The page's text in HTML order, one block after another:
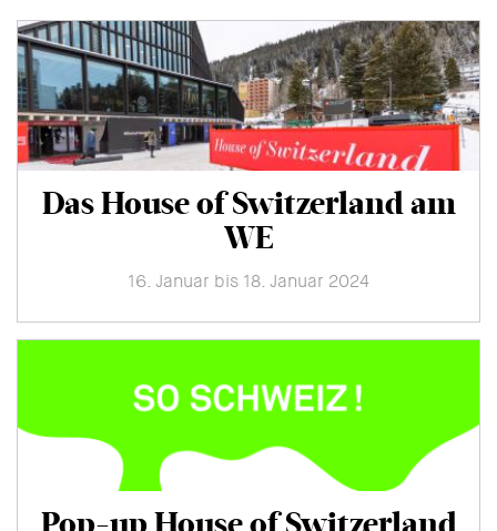
Das House of Switzerland am
WE
16. Januar bis 18. Januar 2024